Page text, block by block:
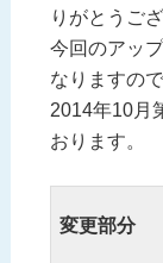
りがとうご
今回のアッ
なりますの
2014年10月
おります。
変更部分